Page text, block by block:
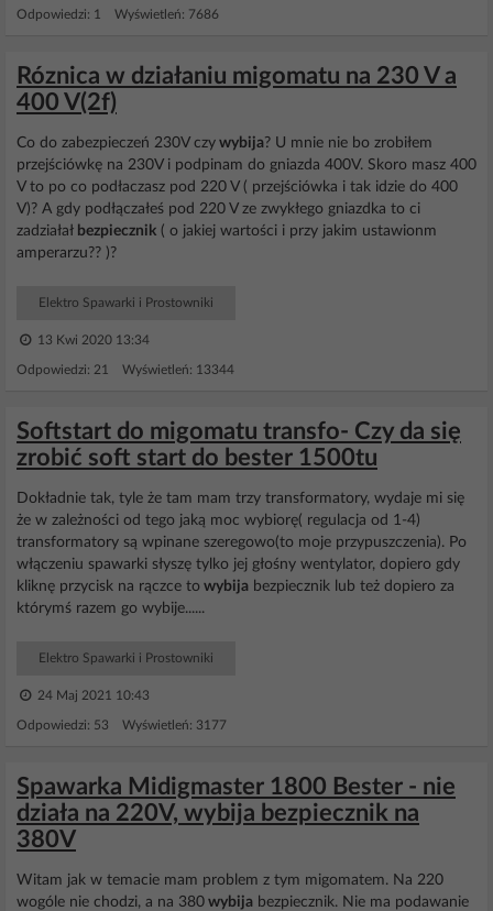
Odpowiedzi: 1 Wyświetleń: 7686
Róznica w działaniu migomatu na 230 V a
400 V(2f)
Co do zabezpieczeń 230V czy wybija? U mnie nie bo zrobiłem
przejściówkę na 230V i podpinam do gniazda 400V. Skoro masz 400
V to po co podłaczasz pod 220 V ( przejściówka i tak idzie do 400
V)? A gdy podłączałeś pod 220 V ze zwykłego gniazdka to ci
zadziałał bezpiecznik ( o jakiej wartości i przy jakim ustawionm
amperarzu?? )?
Elektro Spawarki i Prostowniki
13 Kwi 2020 13:34
Odpowiedzi: 21 Wyświetleń: 13344
Softstart do migomatu transfo- Czy da się
zrobić soft start do bester 1500tu
Dokładnie tak, tyle że tam mam trzy transformatory, wydaje mi się
że w zależności od tego jaką moc wybiorę( regulacja od 1-4)
transformatory są wpinane szeregowo(to moje przypuszczenia). Po
włączeniu spawarki słyszę tylko jej głośny wentylator, dopiero gdy
kliknę przycisk na rączce to wybija bezpiecznik lub też dopiero za
którymś razem go wybije......
Elektro Spawarki i Prostowniki
24 Maj 2021 10:43
Odpowiedzi: 53 Wyświetleń: 3177
Spawarka Midigmaster 1800 Bester - nie
działa na 220V, wybija bezpiecznik na
380V
Witam jak w temacie mam problem z tym migomatem. Na 220
wogóle nie chodzi, a na 380 wybija bezpiecznik. Nie ma podawanie